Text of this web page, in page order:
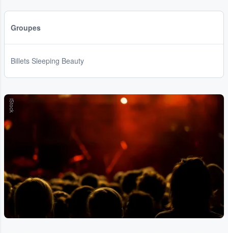
Groupes
Billets Sleeping Beauty
iStock